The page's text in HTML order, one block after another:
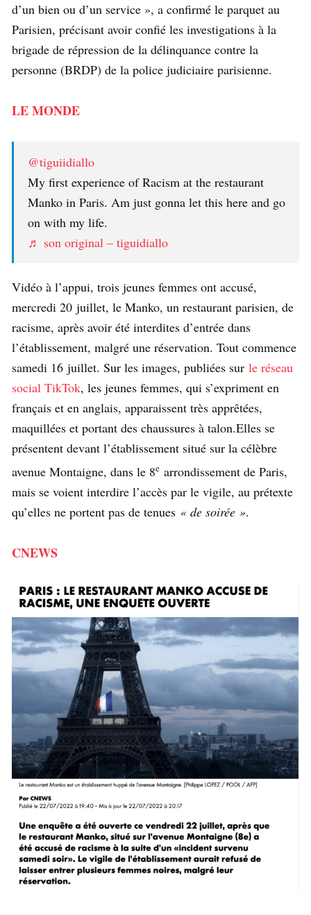
d’un bien ou d’un service », a confirmé le parquet au
Parisien, précisant avoir confié les investigations à la
brigade de répression de la délinquance contre la
personne (BRDP) de la police judiciaire parisienne.
LE MONDE
@tiguiidiallo
My first experience of Racism at the restaurant
Manko in Paris. Am just gonna let this here and go
on with my life.
♬ son original – tiguidiallo
Vidéo à l’appui, trois jeunes femmes ont accusé,
mercredi 20 juillet, le Manko, un restaurant parisien, de
racisme, après avoir été interdites d’entrée dans
l’établissement, malgré une réservation. Tout commence
samedi 16 juillet. Sur les images, publiées sur le réseau
social TikTok, les jeunes femmes, qui s’expriment en
français et en anglais, apparaissent très apprêtées,
maquillées et portant des chaussures à talon.Elles se
présentent devant l’établissement situé sur la célèbre
avenue Montaigne, dans le 8e arrondissement de Paris,
mais se voient interdire l’accès par le vigile, au prétexte
qu’elles ne portent pas de tenues « de soirée ».
CNEWS